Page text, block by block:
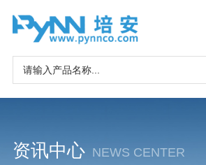
资讯中心 NEWS CENTER